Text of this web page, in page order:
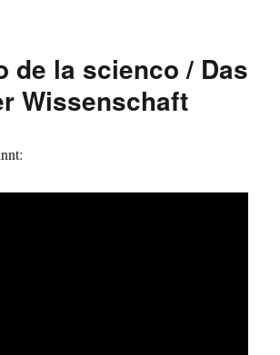
de la scienco / Das
Wissenschaft